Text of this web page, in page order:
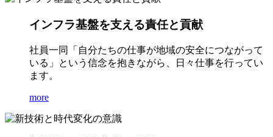
インフラ基盤を支える責任と貢献
社員一同「自分たちの仕事が地域の安全につながって
いる」という信念を抱きながら、日々仕事を行ってい
ます。
more